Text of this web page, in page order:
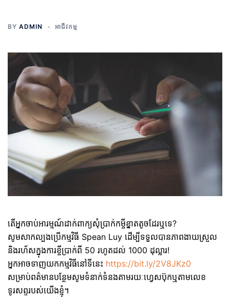
BY ADMIN អាជីវកម្ម
តើអ្នកចាប់អារម្មណ៍ដាក់ពាក្យសុំប្រាក់កម្ចីខ្នាតតូចដែរឬទេ?
សូមសាកល្បងប្រើកម្មវិធី Spean Luy ដើម្បីទទួលបានភាពងាយស្រួល
និងរហ័សក្នុងការខ្ចីប្រាក់ពី 50 រហូតដល់ 1000 ដុល្លារ!
អ្នកអាចទាញយកកម្មវិធីនៅទីនេះ https://bit.ly/2V8JKz0
សម្រាប់ពត៌មានបន្ថែមសូមទំនាក់ទំនងតាមរយៈហ្វេសប៊ុកឬតាមលេខ
ទូរសព្ទរបស់យើងខ្ញុំ។